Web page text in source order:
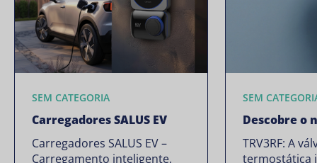
SEM CATEGORIA
Carregadores SALUS EV
Carregadores SALUS EV –
Carregamento inteligente,
SEM
Descobre o
TRV3RF: A
termostática